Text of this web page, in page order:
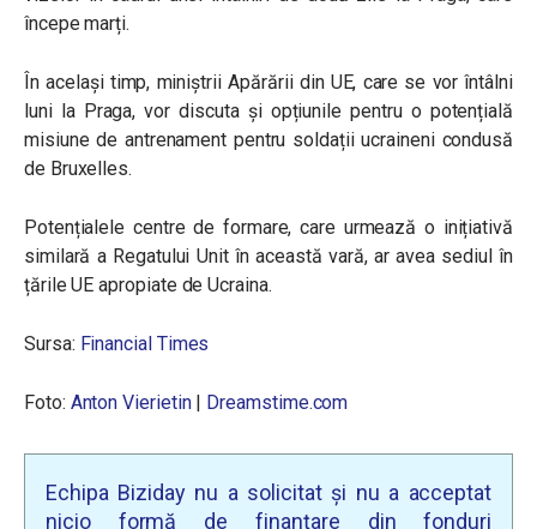
începe marți.
În același timp, miniștrii Apărării din UE, care se vor întâlni
luni la Praga, vor discuta și opțiunile pentru o potențială
misiune de antrenament pentru soldații ucraineni condusă
de Bruxelles.
Potențialele centre de formare, care urmează o inițiativă
similară a Regatului Unit în această vară, ar avea sediul în
țările UE apropiate de Ucraina.
Sursa: Financial Times
Foto: Anton Vierietin | Dreamstime.com
Echipa Biziday nu a solicitat și nu a acceptat
nicio formă de finanțare din fonduri